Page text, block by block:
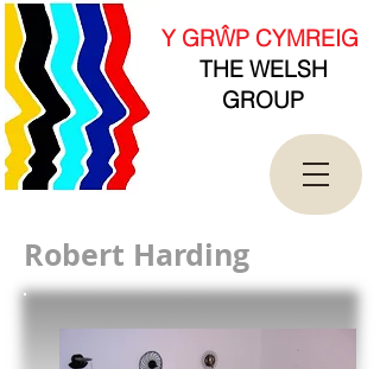
new Date().getTime(),event:'gtm.js'});var
f=d.getElementsByTagName(s)[0],
j=d.createElement(s),dl=l!='dataLayer'?'&l='+l:'';j.asy
nc=true;j.src=
'https://www.googletagmanager.com/gtm.js?
id='+i+dl;f.parentNode.insertBefore(j,f);
})(window,document,'script','dataLayer','GTM-
T4QK2CJ');</script>
<!-- End Google Tag Manager -->
Y GRŴP CYMREIG
THE WELSH
GROUP
Robert Harding